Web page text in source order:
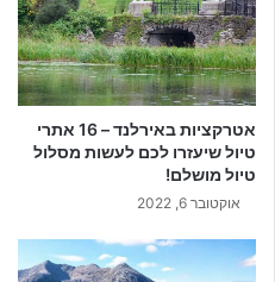
אטרקציות באירלנד – 16 אתרי
טיול שיעזרו לכם לעשות מסלול
טיול מושלם!
אוקטובר 6, 2022